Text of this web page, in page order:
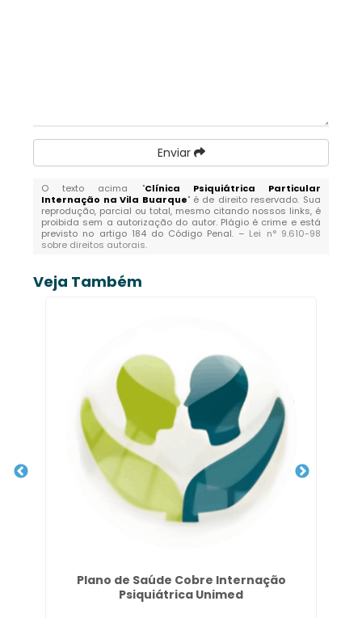
Enviar
O texto acima "Clínica Psiquiátrica Particular
Internação na Vila Buarque" é de direito reservado. Sua
reprodução, parcial ou total, mesmo citando nossos links, é
proibida sem a autorização do autor. Plágio é crime e está
previsto no artigo 184 do Código Penal. – Lei n° 9.610-98
sobre direitos autorais.
Veja Também
Plano de Saúde Cobre Internação
Psiquiátrica Unimed